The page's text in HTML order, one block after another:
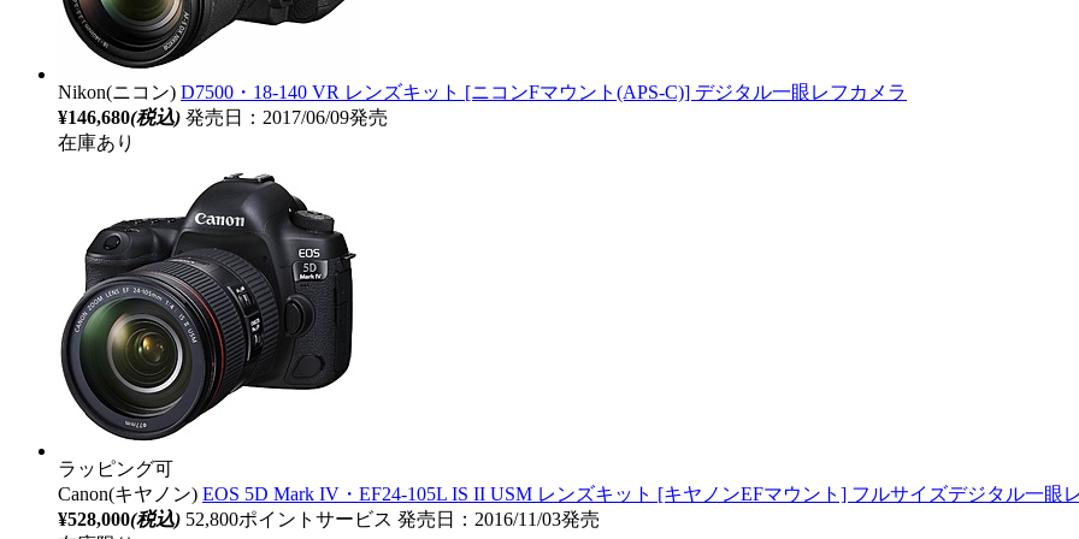
Nikon(ニコン) D7500・18-140 VR レンズキット [ニコンFマウント(APS-C)] デジタル一眼レフカメラ
¥146,680(税込) 発売日：2017/06/09発売
在庫あり
ラッピング可
Canon(キヤノン) EOS 5D Mark IV・EF24-105L IS II USM レンズキット [キヤノンEFマウント] フルサイズデジタル一眼
¥528,000(税込) 52,800ポイントサービス 発売日：2016/11/03発売